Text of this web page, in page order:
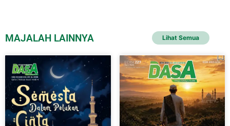
MAJALAH LAINNYA Lihat Semua